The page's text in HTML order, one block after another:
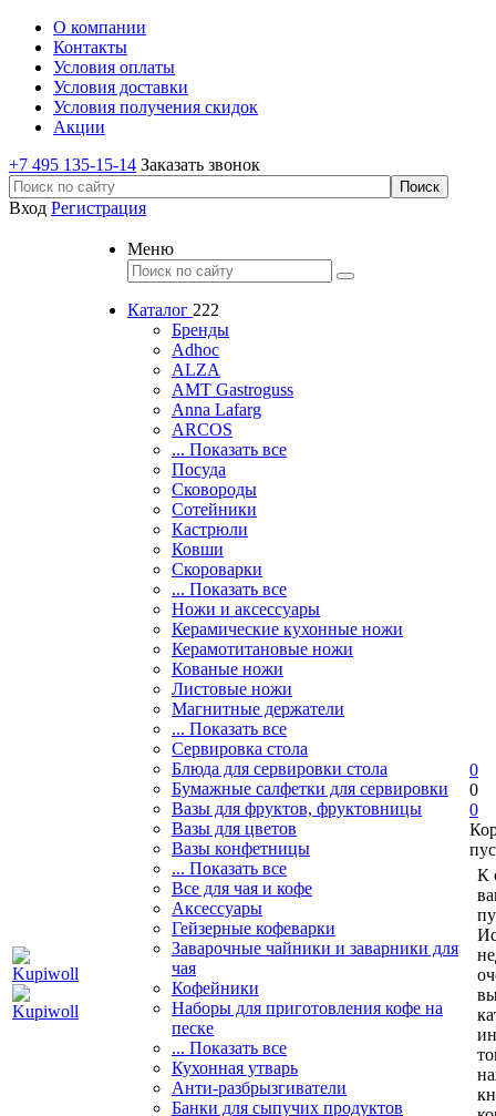
О компании
Контакты
Условия оплаты
Условия доставки
Условия получения скидок
Акции
+7 495 135-15-14 Заказать звонок
Вход Регистрация
Меню
Каталог 222
Бренды
Adhoc
ALZA
AMT Gastroguss
Anna Lafarg
ARCOS
... Показать все
Посуда
Сковороды
Сотейники
Кастрюли
Ковши
Скороварки
... Показать все
Ножи и аксессуары
Керамические кухонные ножи
Керамотитановые ножи
Кованые ножи
Листовые ножи
Магнитные держатели
... Показать все
Сервировка стола
Блюда для сервировки стола
Бумажные салфетки для сервировки
Вазы для фруктов, фруктовницы
Вазы для цветов
Вазы конфетницы
... Показать все
Все для чая и кофе
Аксессуары
Гейзерные кофеварки
Заварочные чайники и заварники для
чая
Кофейники
Наборы для приготовления кофе на
песке
... Показать все
Кухонная утварь
Анти-разбрызгиватели
Банки для сыпучих продуктов
0
0
0
К